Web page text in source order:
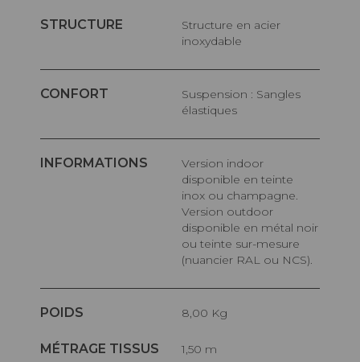
STRUCTURE
Structure en acier
inoxydable
CONFORT
Suspension : Sangles
élastiques
INFORMATIONS
Version indoor
disponible en teinte
inox ou champagne.
Version outdoor
disponible en métal noir
ou teinte sur-mesure
(nuancier RAL ou NCS).
POIDS 8,00 Kg
MÉTRAGE TISSUS 1,50 m